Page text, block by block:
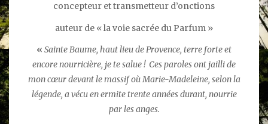
concepteur et transmetteur d’onctions
auteur de « la voie sacrée du Parfum »
« Sainte Baume, haut lieu de Provence, terre forte et
encore nourricière, je te salue ! Ces paroles ont jailli de
mon cœur devant le massif où Marie-Madeleine, selon la
légende, a vécu en ermite trente années durant, nourrie
par les anges.